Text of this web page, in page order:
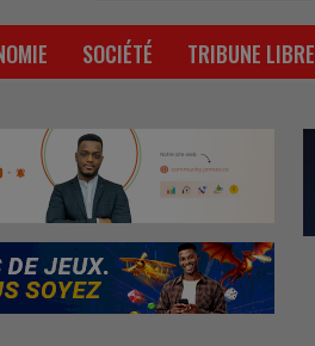
SOCIÉTÉ TRIBUNE LIBRE